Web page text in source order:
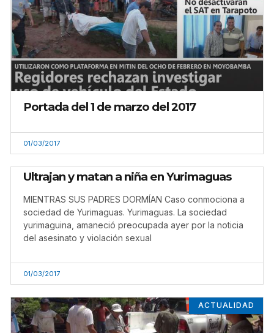
Portada del 1 de marzo del 2017
01/03/2017
Ultrajan y matan a niña en Yurimaguas
MIENTRAS SUS PADRES DORMÍAN Caso conmociona a
sociedad de Yurimaguas. Yurimaguas. La sociedad
yurimaguina, amaneció preocupada ayer por la noticia
del asesinato y violación sexual
01/03/2017
ACTUALIDAD